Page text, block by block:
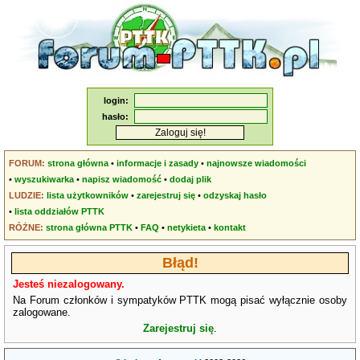
login:
hasło:
FORUM: strona główna •informacje i zasady •najnowsze wiadomości
•wyszukiwarka •napisz wiadomość •dodaj plik
LUDZIE: lista użytkowników •zarejestruj się •odzyskaj hasło
•lista oddziałów PTTK
RÓŻNE: strona główna PTTK •FAQ •netykieta •kontakt
Błąd!
Jesteś niezalogowany.
Na Forum członków i sympatyków PTTK mogą pisać wyłącznie osoby
zalogowane.
Zarejestruj się.